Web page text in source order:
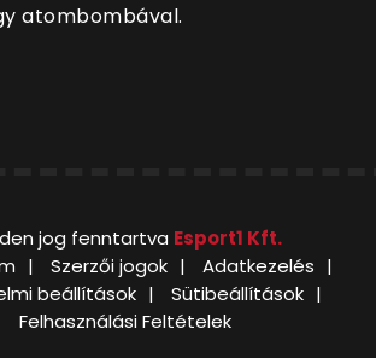
atombombával.
jog fenntartva Esport1 Kft.
Szerzői jogok
Adatkezelés
beállítások
Sütibeállítások
Felhasználási Feltételek